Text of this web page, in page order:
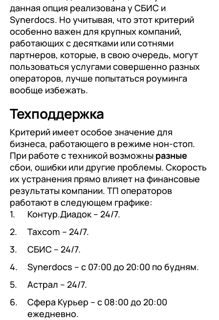
данная опция реализована у СБИС и
Synerdocs. Но учитывая, что этот критерий
особенно важен для крупных компаний,
работающих с десятками или сотнями
партнеров, которые, в свою очередь, могут
пользоваться услугами совершенно разных
операторов, лучше попытаться роуминга
вообще избежать.
Техподдержка
Критерий имеет особое значение для
бизнеса, работающего в режиме нон-стоп.
При работе с техникой возможны разные
сбои, ошибки или другие проблемы. Скорость
их устранения прямо влияет на финансовые
результаты компании. ТП операторов
работают в следующем графике:
Контур.Диадок – 24/7.
Taxcom – 24/7.
СБИС – 24/7.
Synerdocs – с 07:00 до 20:00 по будням.
Астрал – 24/7.
Сфера Курьер – с 08:00 до 20:00
ежедневно.